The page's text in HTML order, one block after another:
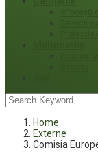
Home
Externe
Comisia